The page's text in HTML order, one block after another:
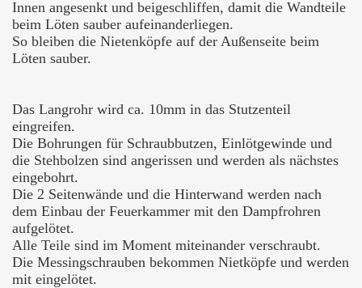
Innen angesenkt und beigeschliffen, damit die Wandteile
beim Löten sauber aufeinanderliegen.
So bleiben die Nietenköpfe auf der Außenseite beim
Löten sauber.
Das Langrohr wird ca. 10mm in das Stutzenteil
eingreifen.
Die Bohrungen für Schraubbutzen, Einlötgewinde und
die Stehbolzen sind angerissen und werden als nächstes
eingebohrt.
Die 2 Seitenwände und die Hinterwand werden nach
dem Einbau der Feuerkammer mit den Dampfrohren
aufgelötet.
Alle Teile sind im Moment miteinander verschraubt.
Die Messingschrauben bekommen Nietköpfe und werden
mit eingelötet.